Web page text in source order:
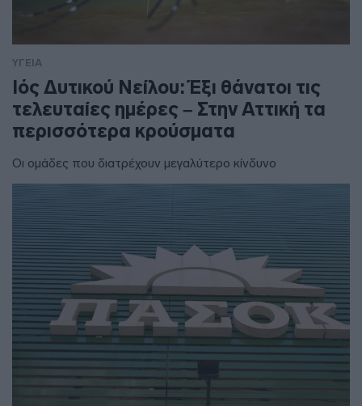
ΥΓΕΙΑ
Ιός Δυτικού Νείλου: Έξι θάνατοι τις
τελευταίες ημέρες – Στην Αττική τα
περισσότερα κρούσματα
Οι ομάδες που διατρέχουν μεγαλύτερο κίνδυνο